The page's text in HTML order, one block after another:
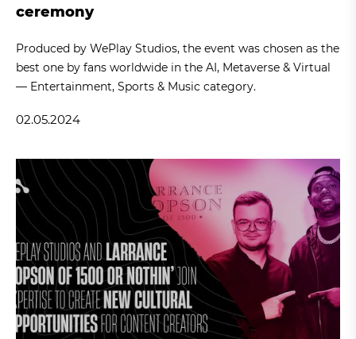
ceremony
Produced by WePlay Studios, the event was chosen as the
best one by fans worldwide in the AI, Metaverse & Virtual
— Entertainment, Sports & Music category.
02.05.2024